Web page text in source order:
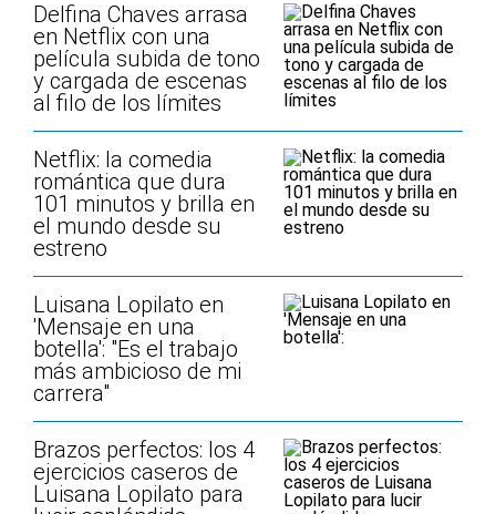
Delfina Chaves arrasa
en Netflix con una
película subida de tono
y cargada de escenas
al filo de los límites
Netflix: la comedia
romántica que dura
101 minutos y brilla en
el mundo desde su
estreno
Luisana Lopilato en
'Mensaje en una
botella': "Es el trabajo
más ambicioso de mi
carrera"
Brazos perfectos: los 4
ejercicios caseros de
Luisana Lopilato para